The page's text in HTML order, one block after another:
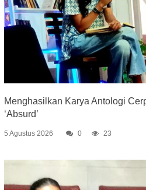
Menghasilkan Karya Antologi
‘Absurd’
5 Agustus 2026 0 23